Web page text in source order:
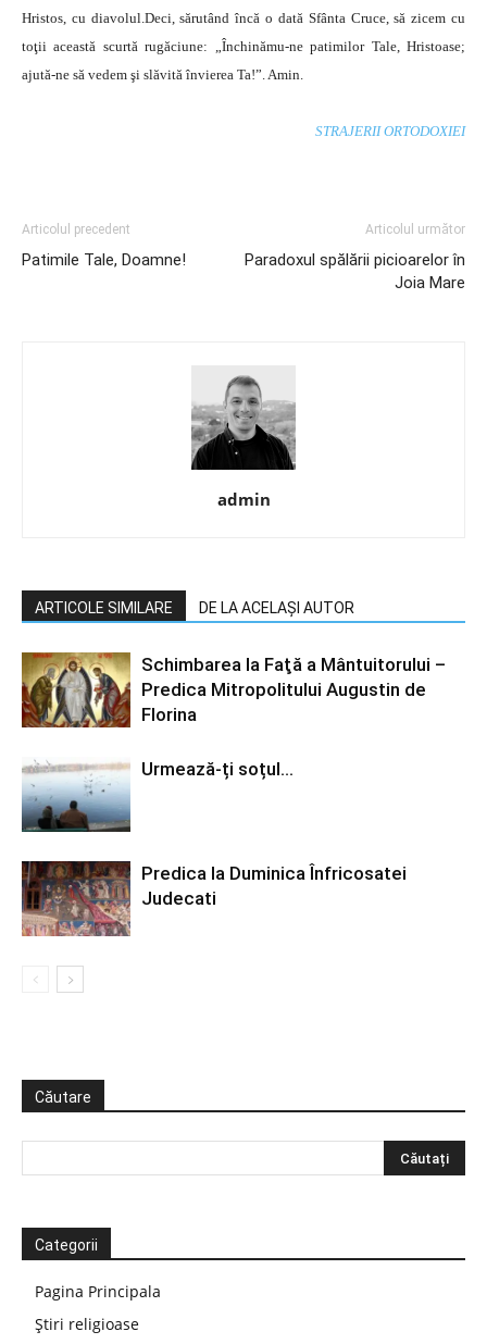
STRAJERII ORTODOXIEI
Articolul precedent
Patimile Tale, Doamne!
Articolul următor
Paradoxul spălării picioarelor în
Joia Mare
admin
ARTICOLE SIMILARE DE LA ACELAȘI AUTOR
Schimbarea la Faţă a Mântuitorului –
Predica Mitropolitului Augustin de
Florina
Urmează-ți soțul…
Predica la Duminica Înfricosatei
Judecati
Căutare
Categorii
Pagina Principala
Știri religioase